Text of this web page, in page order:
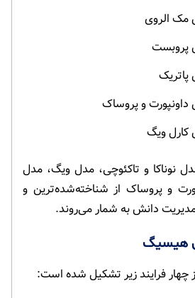
مک الروی
پروبست
و پروساک
ویگ
نوناکا و تاکئوچی، مدل ویگ، مدل
و پروساک از شناخته‌شده‌ترین و
دانش به شمار می‌روند.
هیسیگ